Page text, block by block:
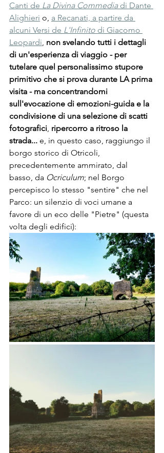
Canti de La Divina Commedia di Dante
Alighieri o, a Recanati, a partire da
alcuni Versi de L'Infinito di Giacomo
Leopardi, non svelando tutti i dettagli
di un'esperienza di viaggio - per
tutelare quel personalissimo stupore
primitivo che si prova durante LA prima
visita - ma concentrandomi
sull'evocazione di emozioni-guida e la
condivisione di una selezione di scatti
fotografici, ripercorro a ritroso la
strada... e, in questo caso, raggiungo il
borgo storico di Otricoli,
precedentemente ammirato, dal
basso, da Ocriculum; nel Borgo
percepisco lo stesso "sentire" che nel
Parco: un silenzio di voci umane a
favore di un eco delle "Pietre" (questa
volta degli edifici):